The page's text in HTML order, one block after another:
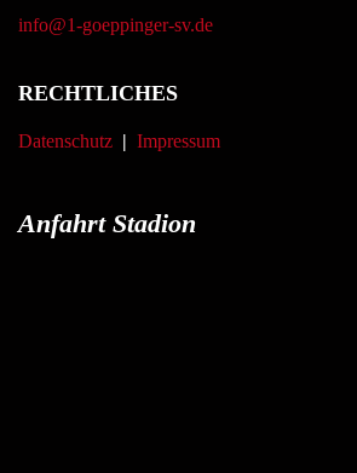
info@1-goeppinger-sv.de
RECHTLICHES
Datenschutz | Impressum
Anfahrt Stadion